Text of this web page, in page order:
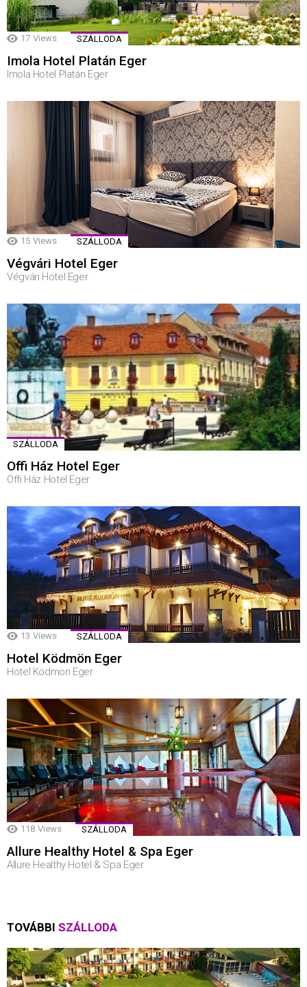
17 Views SZÁLLODA
Imola Hotel Platán Eger
Imola Hotel Platán Eger
15 Views SZÁLLODA
Végvári Hotel Eger
Végvári Hotel Eger
SZÁLLODA
Offi Ház Hotel Eger
Offi Ház Hotel Eger
13 Views SZÁLLODA
Hotel Ködmön Eger
Hotel Ködmön Eger
118 Views SZÁLLODA
Allure Healthy Hotel & Spa Eger
Allure Healthy Hotel & Spa Eger
TOVÁBBI SZÁLLODA